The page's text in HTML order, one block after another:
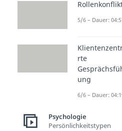
Beziehung
Je nachdem,
läuft die
Axiom von
ab:
5/6 – Dauer:
rte
ung
6/6 – Dauer:
Psychologie
Persönlichkeitstypen